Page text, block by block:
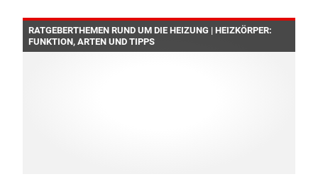
RATGEBERTHEMEN RUND UM DIE HEIZUNG | HEIZKÖRPER:
FUNKTION, ARTEN UND TIPPS